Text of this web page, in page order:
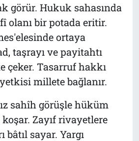
görür. Hukuk sahasında
olanı bir potada eritir.
ortaya
taşrayı ve payitahtı
çeker. Tasarruf hakkı
millete bağlanır.
sahîh görüşle hüküm
Zayıf rivayetlere
bâtıl sayar. Yargı